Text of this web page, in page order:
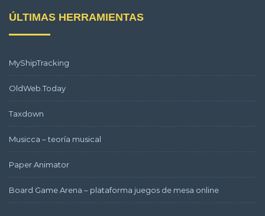
ÚLTIMAS HERRAMIENTAS
MyShipTracking
OldWeb.Today
Taxdown
Musicca – teoría musical
Paper Animator
Board Game Arena – plataforma juegos de mesa online